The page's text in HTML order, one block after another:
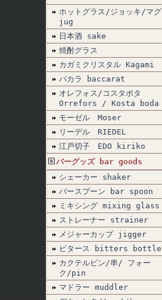
ホットグラス/ジョッキ/マグ
jug
日本酒 sake
焼酎グラス
カガミクリスタル Kagami
バカラ baccarat
オレフォス/コスタボタ
Orrefors / Kosta boda
モーゼル Moser
リーデル RIEDEL
江戸切子 EDO kiriko
バーグッズ bar goods
シェーカー shaker
バースプーン bar spoon
ミキシング mixing glass
ストレーナー strainer
メジャーカップ jigger
ビタース bitters bottle
カクテルピン/串/ フォー
ク/pin
マドラー muddler